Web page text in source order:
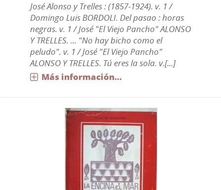
José Alonso y Trelles : (1857-1924). v. 1 /
Domingo Luis BORDOLI. Del pasao : horas
negras. v. 1 / José "El Viejo Pancho" ALONSO
Y TRELLES. ... "No hay bicho como el
peludo". v. 1 / José "El Viejo Pancho"
ALONSO Y TRELLES. Tú eres la sola. v.[...]
Más información...